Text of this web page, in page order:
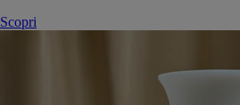
Scopri